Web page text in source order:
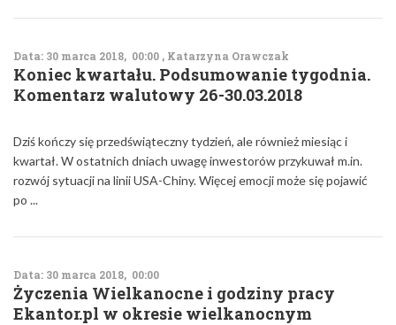
Data: 30 marca 2018, 00:00 , Katarzyna Orawczak
Koniec kwartału. Podsumowanie tygodnia.
Komentarz walutowy 26-30.03.2018
Dziś kończy się przedświąteczny tydzień, ale również miesiąc i
kwartał. W ostatnich dniach uwagę inwestorów przykuwał m.in.
rozwój sytuacji na linii USA-Chiny. Więcej emocji może się pojawić
po ...
Data: 30 marca 2018, 00:00
Życzenia Wielkanocne i godziny pracy
Ekantor.pl w okresie wielkanocnym